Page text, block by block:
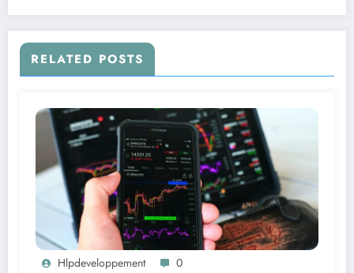
RELATED POSTS
Hlpdeveloppement 0